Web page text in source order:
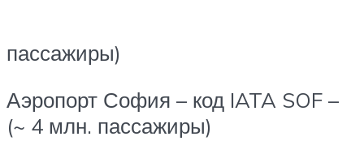
пассажиры)
Аэропорт София – код IATA SOF –
(~ 4 млн. пассажиры)